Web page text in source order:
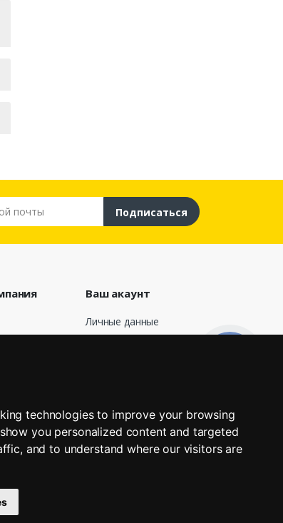
technologies to improve your browsing
you personalized content and targeted
and to understand where our visitors are
Подписаться
с нами
Ваш акаунт
Личные данные
Заказы